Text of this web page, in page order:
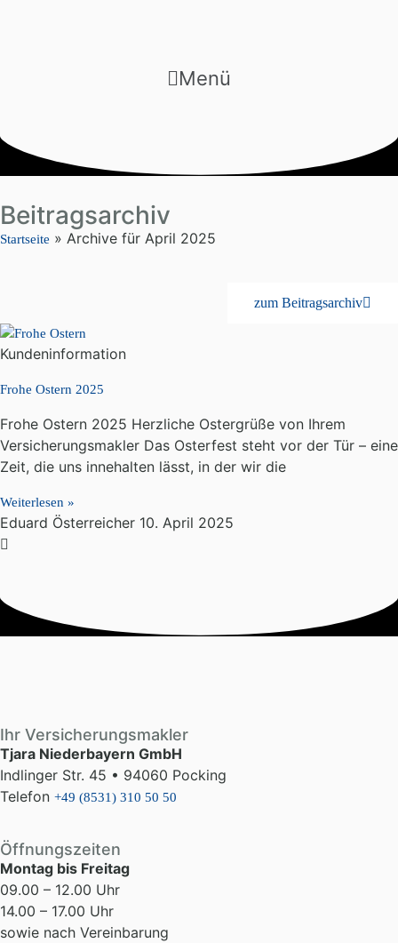
Menü
Beitragsarchiv
Startseite » Archive für April 2025
zum Beitragsarchiv
Kundeninformation
Frohe Ostern 2025
Frohe Ostern 2025 Herzliche Ostergrüße von Ihrem
Versicherungsmakler Das Osterfest steht vor der Tür – eine
Zeit, die uns innehalten lässt, in der wir die
Weiterlesen »
Eduard Österreicher 10. April 2025
Ihr Versicherungsmakler
Tjara Niederbayern GmbH
Indlinger Str. 45 • 94060 Pocking
Telefon +49 (8531) 310 50 50
Öffnungszeiten
Montag bis Freitag
09.00 – 12.00 Uhr
14.00 – 17.00 Uhr
sowie nach Vereinbarung